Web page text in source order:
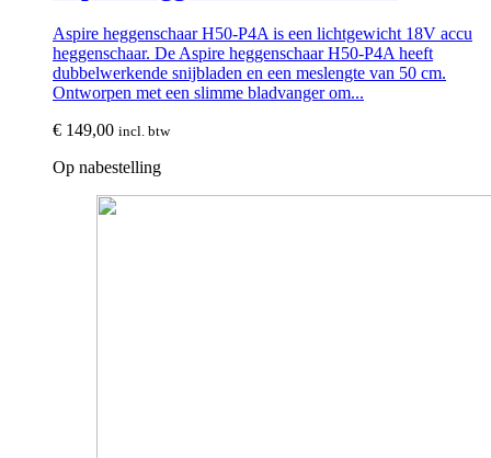
Aspire heggenschaar H50-P4A is een lichtgewicht 18V accu
heggenschaar. De Aspire heggenschaar H50-P4A heeft
dubbelwerkende snijbladen en een meslengte van 50 cm.
Ontworpen met een slimme bladvanger om...
€ 149,00 incl. btw
Op nabestelling